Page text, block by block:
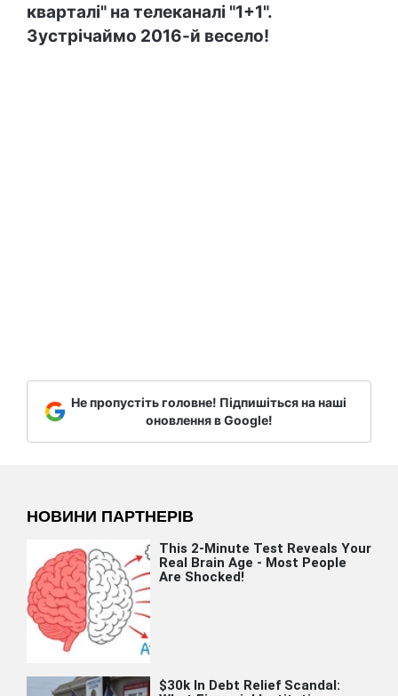
кварталі" на телеканалі "1+1".
Зустрічаймо 2016-й весело!
Не пропустіть головне! Підпишіться на наші
оновлення в Google!